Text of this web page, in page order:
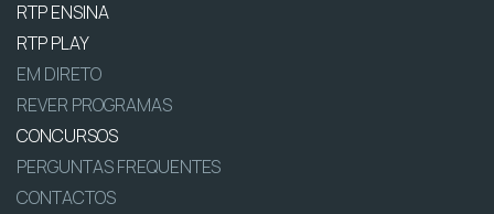
RTP ENSINA
RTP PLAY
EM DIRETO
REVER PROGRAMAS
CONCURSOS
PERGUNTAS FREQUENTES
CONTACTOS